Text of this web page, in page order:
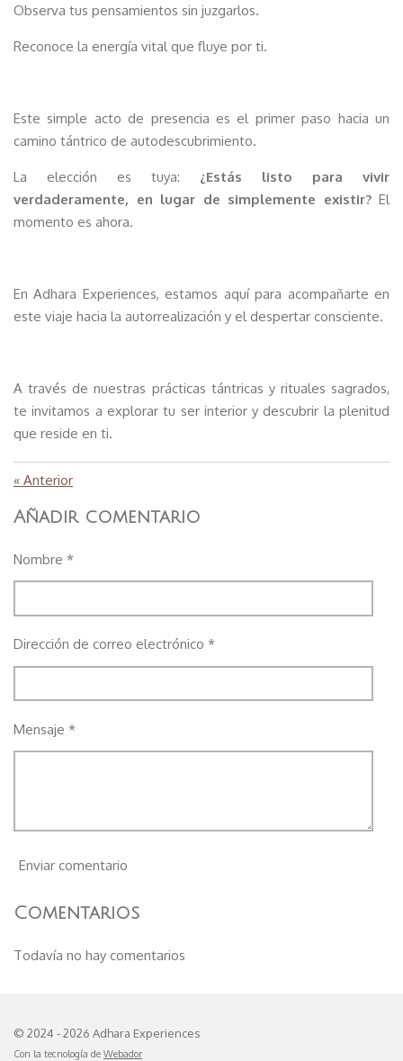
Observa tus pensamientos sin juzgarlos.
Reconoce la energía vital que fluye por ti.
Este simple acto de presencia es el primer paso hacia un
camino tántrico de autodescubrimiento.
La elección es tuya: ¿Estás listo para vivir
verdaderamente, en lugar de simplemente existir?El
momento es ahora.
En Adhara Experiences, estamos aquí para acompañarte en
este viaje hacia la autorrealización y el despertar consciente.
A través de nuestras prácticas tántricas y rituales sagrados,
te invitamos a explorar tu ser interior y descubrir la plenitud
que reside en ti.
« Anterior
Añadir comentario
Nombre *
Dirección de correo electrónico *
Mensaje *
Enviar comentario
Comentarios
Todavía no hay comentarios
© 2024 - 2026 Adhara Experiences
Con la tecnología de Webador